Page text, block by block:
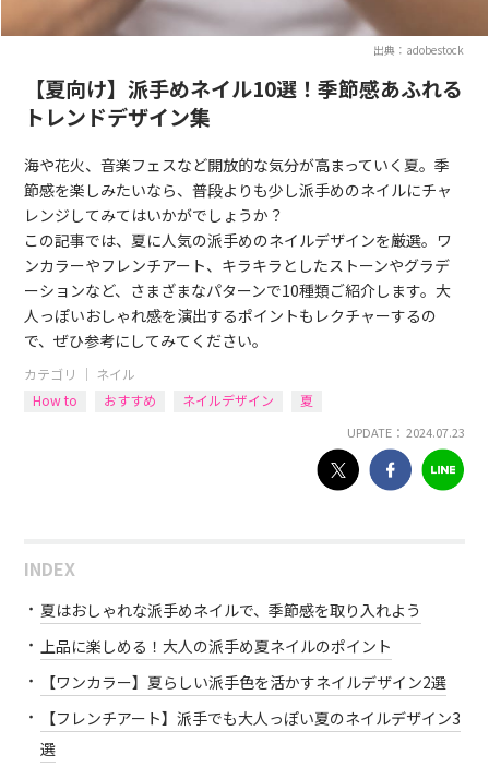
出典：adobestock
【夏向け】派手めネイル10選！季節感あふれる
トレンドデザイン集
海や花火、音楽フェスなど開放的な気分が高まっていく夏。季
節感を楽しみたいなら、普段よりも少し派手めのネイルにチャ
レンジしてみてはいかがでしょうか？
この記事では、夏に人気の派手めのネイルデザインを厳選。ワ
ンカラーやフレンチアート、キラキラとしたストーンやグラデ
ーションなど、さまざまなパターンで10種類ご紹介します。大
人っぽいおしゃれ感を演出するポイントもレクチャーするの
で、ぜひ参考にしてみてください。
カテゴリ ｜ ネイル
How to
おすすめ ネイルデザイン 夏
UPDATE： 2024.07.23
INDEX
夏はおしゃれな派手めネイルで、季節感を取り入れよう
上品に楽しめる！大人の派手め夏ネイルのポイント
【ワンカラー】夏らしい派手色を活かすネイルデザイン2選
【フレンチアート】派手でも大人っぽい夏のネイルデザイン3
選